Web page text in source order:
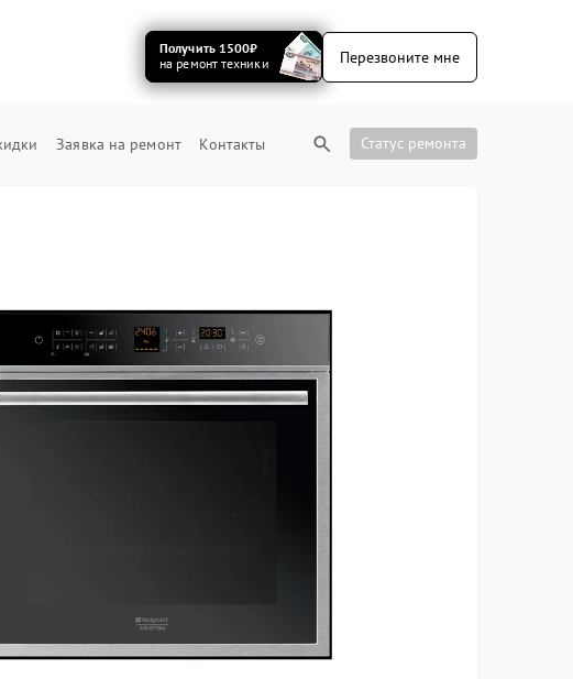
Получить 1500₽
на ремонт техники
Перезвоните мне
Заявка на ремонт Контакты Статус ремонта